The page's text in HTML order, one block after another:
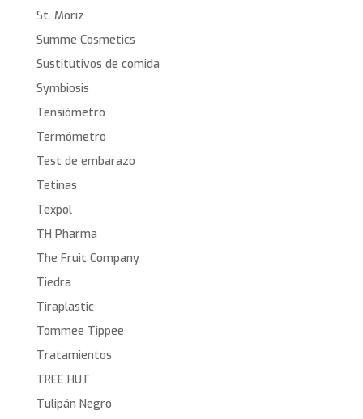
St. Moriz
Summe Cosmetics
Sustitutivos de comida
Symbiosis
Tensiómetro
Termómetro
Test de embarazo
Tetinas
Texpol
TH Pharma
The Fruit Company
Tiedra
Tiraplastic
Tommee Tippee
Tratamientos
TREE HUT
Tulipán Negro